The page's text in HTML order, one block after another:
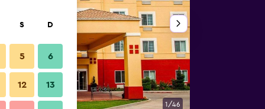
1/46
S D
5 6
12 13